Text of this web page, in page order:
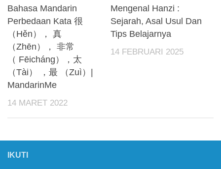
Bahasa Mandarin
Perbedaan Kata 很
（Hěn）， 真
（Zhēn）， 非常
（ Fēicháng），太
（Tài） ，最 （Zuì）|
MandarinMe
14 MARET 2022
Mengenal Hanzi :
Sejarah, Asal Usul Dan
Tips Belajarnya
14 FEBRUARI 2025
IKUTI